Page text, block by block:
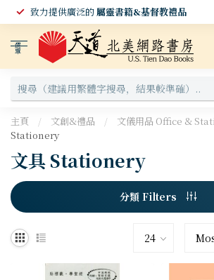
致力提供廣泛的屬靈書籍&基督教禮品
選
單
主頁 / 文創&禮品 / 文儀用品 Office &
Stationery
文具 Stationery
分類 Filters